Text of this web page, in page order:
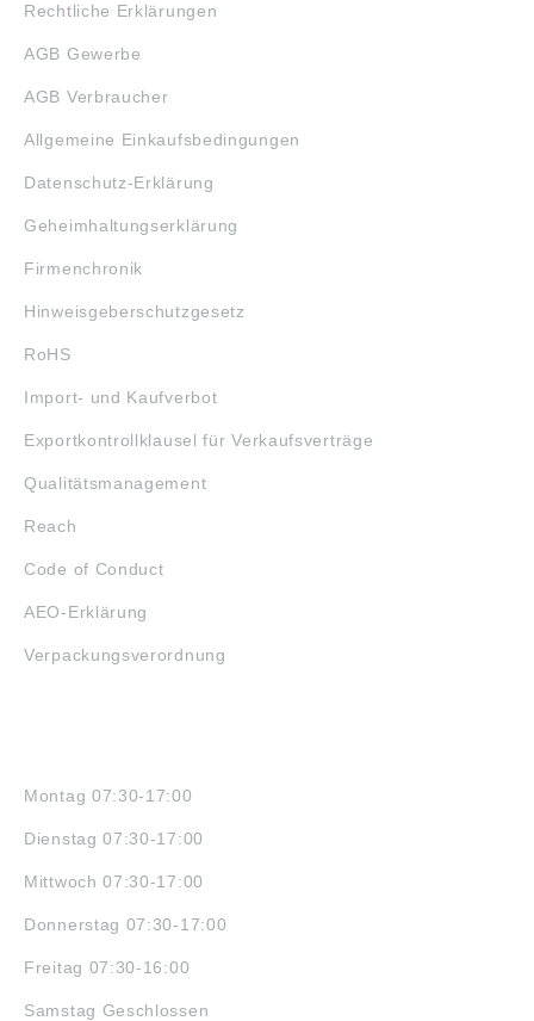
Rechtliche Erklärungen
AGB Gewerbe
AGB Verbraucher
Allgemeine Einkaufsbedingungen
Datenschutz-Erklärung
Geheimhaltungserklärung
Firmenchronik
Hinweisgeberschutzgesetz
RoHS
Import- und Kaufverbot
Exportkontrollklausel für Verkaufsverträge
Qualitätsmanagement
Reach
Code of Conduct
AEO-Erklärung
Verpackungsverordnung
Montag 07:30-17:00
Dienstag 07:30-17:00
Mittwoch 07:30-17:00
Donnerstag 07:30-17:00
Freitag 07:30-16:00
Samstag Geschlossen